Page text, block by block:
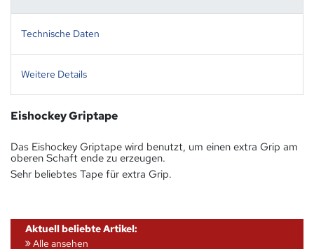
Technische Daten
Weitere Details
Eishockey Griptape
Das Eishockey Griptape wird benutzt, um einen extra Grip am
oberen Schaft ende zu erzeugen.
Sehr beliebtes Tape für extra Grip.
Aktuell beliebte Artikel:
Alle ansehen